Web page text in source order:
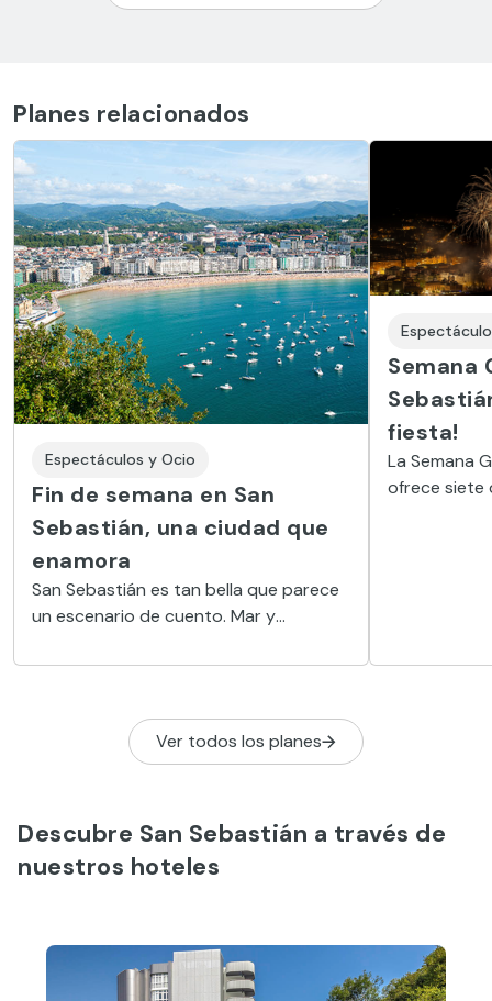
Planes relacionados
Espectáculos y Ocio
Fin de semana en San
Sebastián, una ciudad que
enamora
San Sebastián es tan bella que parece
un escenario de cuento. Mar y
dan la mano en un entorno acogedor
primer momento.
Semana
fiesta!
La Semana
ofrece siete
Ver todos los planes
Descubre San Sebastián a través de
nuestros hoteles